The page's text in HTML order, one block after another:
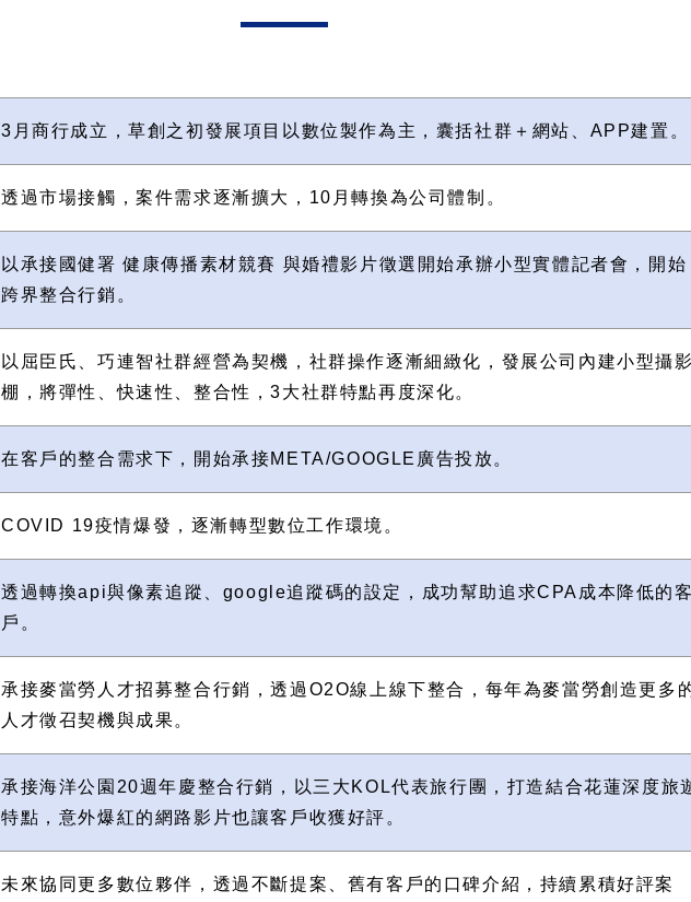
3月商行成立，草創之初發展項目以數位製作為主，囊括社群＋網站、APP建置。
透過市場接觸，案件需求逐漸擴大，10月轉換為公司體制。
以承接國健署 健康傳播素材競賽 與婚禮影片徵選開始承辦小型實體記者會，開始
跨界整合行銷。
以屈臣氏、巧連智社群經營為契機，社群操作逐漸細緻化，發展公司內建小型攝影
棚，將彈性、快速性、整合性，3大社群特點再度深化。
在客戶的整合需求下，開始承接META/GOOGLE廣告投放。
COVID 19疫情爆發，逐漸轉型數位工作環境。
透過轉換api與像素追蹤、google追蹤碼的設定，成功幫助追求CPA成本降低的客
戶。
承接麥當勞人才招募整合行銷，透過O2O線上線下整合，每年為麥當勞創造更多
人才徵召契機與成果。
承接海洋公園20週年慶整合行銷，以三大KOL代表旅行團，打造結合花蓮深度旅
特點，意外爆紅的網路影片也讓客戶收獲好評。
未來協同更多數位夥伴，透過不斷提案、舊有客戶的口碑介紹，持續累積好評案